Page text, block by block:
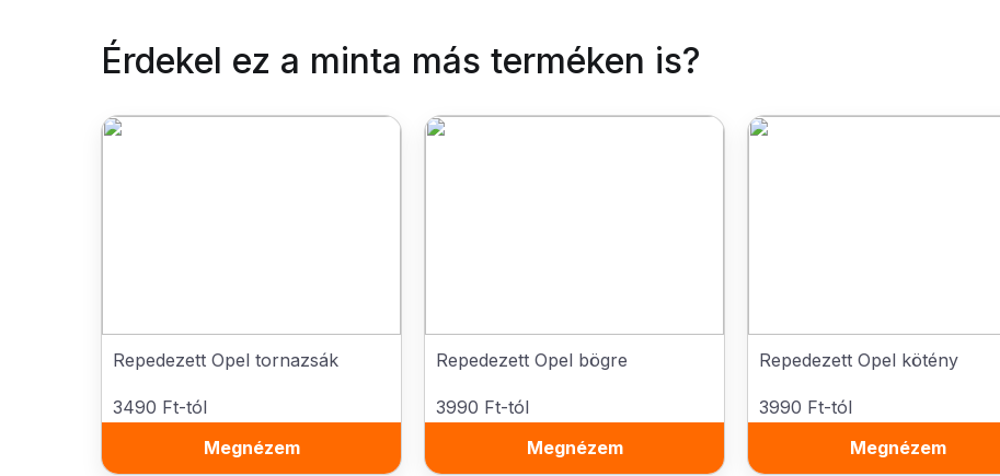
Érdekel ez a minta más terméken is?
Repedezett Opel tornazsák
3490 Ft-tól
Megnézem
Repedezett Opel bögre
3990 Ft-tól
Megnézem
Repedezett Opel kötény
3990 Ft-tól
Megnézem